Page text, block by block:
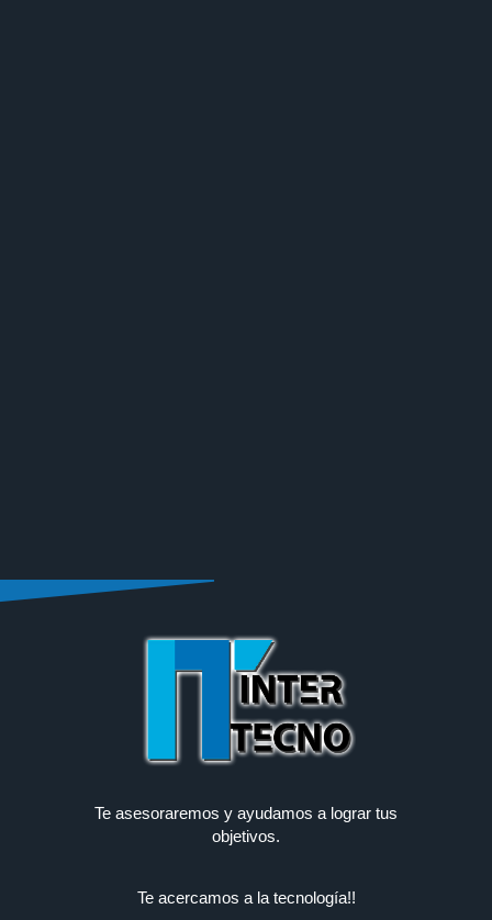
Te asesoraremos y ayudamos a lograr tus
objetivos.
Te acercamos a la tecnología!!